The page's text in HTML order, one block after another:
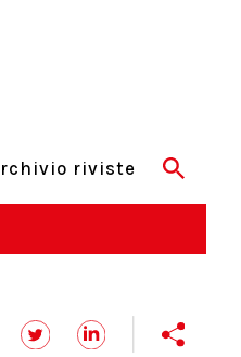
riviste